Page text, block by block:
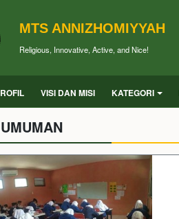
MTS ANNIZHOMIYYAH
Religious, Innovative, Active, and Nice!
VISI DAN MISI KATEGORI